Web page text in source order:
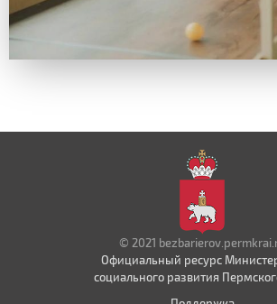
© 2021
Официальный ресурс
социального развития